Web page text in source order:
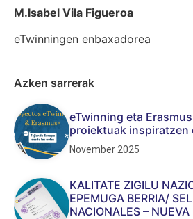
M.Isabel Vila Figueroa
eTwinningen enbaxadorea
Azken sarrerak
eTwinning eta
proiektuak
November 2025
KALITATE ZIGILU
EPEMUGA BERRIA/
NACIONALES –